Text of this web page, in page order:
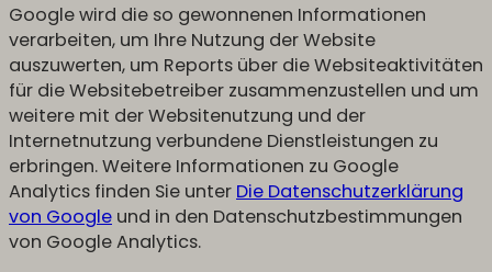
Google wird die so gewonnenen Informationen
verarbeiten, um Ihre Nutzung der Website
auszuwerten, um Reports über die Websiteaktivitäten
für die Websitebetreiber zusammenzustellen und um
weitere mit der Websitenutzung und der
Internetnutzung verbundene Dienstleistungen zu
erbringen. Weitere Informationen zu Google
Analytics finden Sie unter Die Datenschutzerklärung
von Google und in den Datenschutzbestimmungen
von Google Analytics.